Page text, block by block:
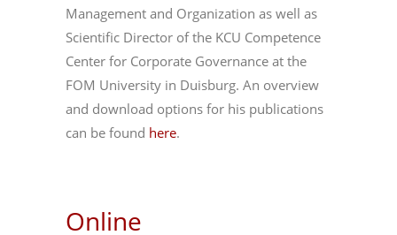
Management and Organization as well as
Scientific Director of the KCU Competence
Center for Corporate Governance at the
FOM University in Duisburg. An overview
and download options for his publications
can be found here.
Online